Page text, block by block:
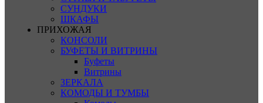
СУНДУКИ
ШКАФЫ
ПРИХОЖАЯ
КОНСОЛИ
БУФЕТЫ И ВИТРИНЫ
Буфеты
Витрины
ЗЕРКАЛА
КОМОДЫ И ТУМБЫ